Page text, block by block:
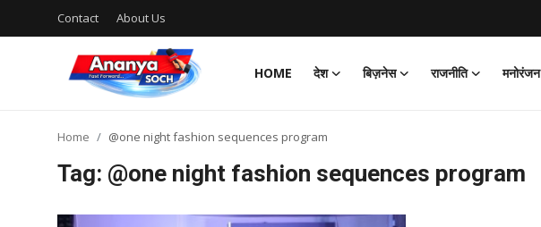
Contact About Us
HOME देश बिज़नेस राजनीति मनोरंजन
Home @one night fashion sequences program
Tag: @one night fashion sequences program